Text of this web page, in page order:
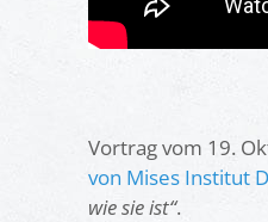
Vortrag vom 19.
von Mises Institut
wie sie ist“.